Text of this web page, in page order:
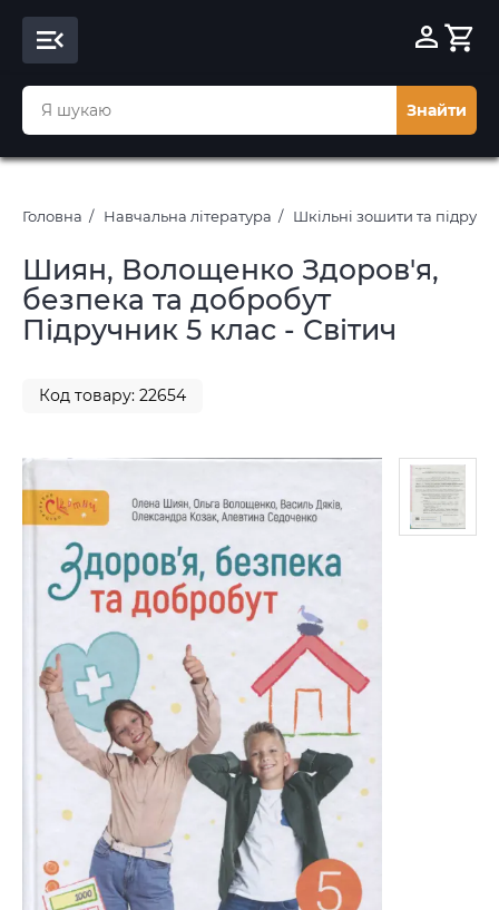
Знайти
Головна Навчальна література Шкільні зошити та
Шиян, Волощенко Здоров'я,
безпека та добробут
Підручник 5 клас - Світич
Код товару: 22654